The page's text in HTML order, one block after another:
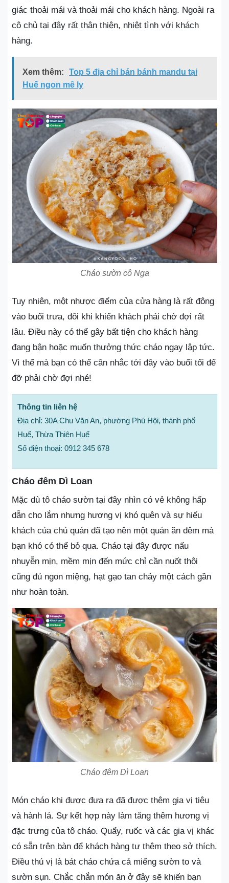
giác thoải mái và thoải mái cho khách hàng. Ngoài ra
cô chủ tại đây rất thân thiện, nhiệt tình với khách
hàng.
Xem thêm:
Top 5 địa chỉ bán bánh mandu tại
Huế ngon mê ly
Cháo sườn cô Nga
Tuy nhiên, một nhược điểm của cửa hàng là rất đông
vào buổi trưa, đôi khi khiến khách phải chờ đợi rất
lâu. Điều này có thể gây bất tiện cho khách hàng
đang bận hoặc muốn thưởng thức cháo ngay lập tức.
Vì thế mà bạn có thể cân nhắc tới đây vào buổi tối để
đỡ phải chờ đợi nhé!
Thông tin liên hệ
Địa chỉ: 30A Chu Văn An, phường Phú Hội, thành phố
Huế, Thừa Thiên Huế
Số điện thoại: 0912 345 678
Cháo đêm Dì Loan
Mặc dù tô cháo sườn tại đây nhìn có vẻ không hấp
dẫn cho lắm nhưng hương vị khó quên và sự hiếu
khách của chủ quán đã tạo nên một quán ăn đêm mà
bạn khó có thể bỏ qua. Cháo tại đây được nấu
nhuyễn mịn, mềm mịn đến mức chỉ cần nuốt thôi
cũng đủ ngon miệng, hạt gạo tan chảy một cách gần
như hoàn toàn.
Cháo đêm Dì Loan
Món cháo khi được đưa ra đã được thêm gia vị tiêu
và hành lá. Sự kết hợp này làm tăng thêm hương vị
đặc trưng của tô cháo. Quẩy, ruốc và các gia vị khác
có sẵn trên bàn để khách hàng tự thêm theo sở thích.
Điều thú vị là bát cháo chứa cả miếng sườn to và
sườn sụn. Chắc chắn món ăn ở đây sẽ khiến bạn